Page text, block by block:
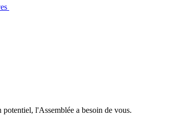
l'Assemblée a besoin de vous.